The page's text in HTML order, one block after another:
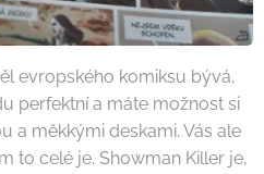
evropského komiksu bývá,
perfektní a máte možnost si
a měkkými deskami. Vás ale
to celé je. Showman Killer je,